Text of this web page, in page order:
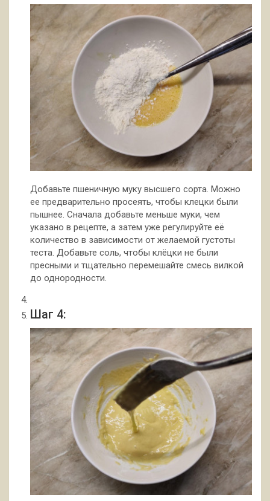
Добавьте пшеничную муку высшего сорта. Можно
ее предварительно просеять, чтобы клецки были
пышнее. Сначала добавьте меньше муки, чем
указано в рецепте, а затем уже регулируйте её
количество в зависимости от желаемой густоты
теста. Добавьте соль, чтобы клёцки не были
пресными и тщательно перемешайте смесь вилкой
до однородности.
Шаг 4: